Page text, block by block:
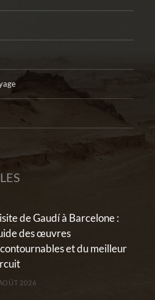
de Gaudí à Barcelone :
des œuvres
et du meilleur
2026